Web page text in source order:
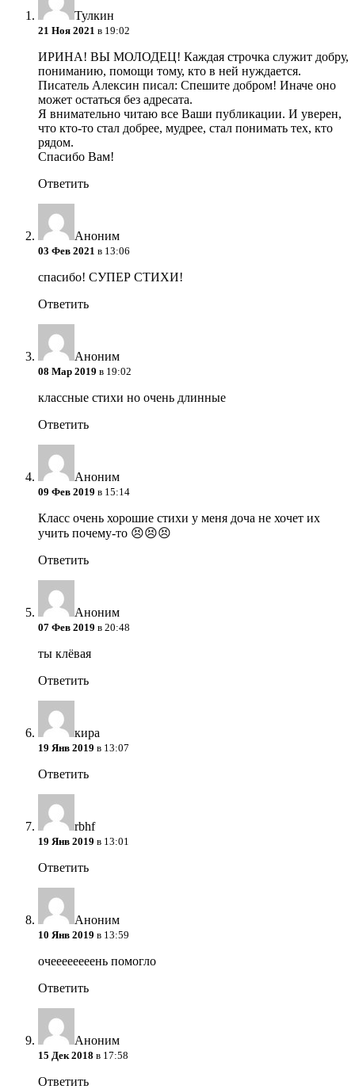
Тулкин
21 Ноя 2021 в 19:02
ИРИНА! ВЫ МОЛОДЕЦ! Каждая строчка служит добру,
пониманию, помощи тому, кто в ней нуждается.
Писатель Алексин писал: Спешите добром! Иначе оно
может остаться без адресата.
Я внимательно читаю все Ваши публикации. И уверен,
что кто-то стал добрее, мудрее, стал понимать тех, кто
рядом.
Спасибо Вам!
Ответить
Аноним
03 Фев 2021 в 13:06
спасибо! СУПЕР СТИХИ!
Ответить
Аноним
08 Мар 2019 в 19:02
классные стихи но очень длинные
Ответить
Аноним
09 Фев 2019 в 15:14
Класс очень хорошие стихи у меня доча не хочет их
учить почему-то 😣😣😣
Ответить
Аноним
07 Фев 2019 в 20:48
ты клёвая
Ответить
кира
19 Янв 2019 в 13:07
Ответить
rbhf
19 Янв 2019 в 13:01
Ответить
Аноним
10 Янв 2019 в 13:59
очеееееееень помогло
Ответить
Аноним
15 Дек 2018 в 17:58
Ответить